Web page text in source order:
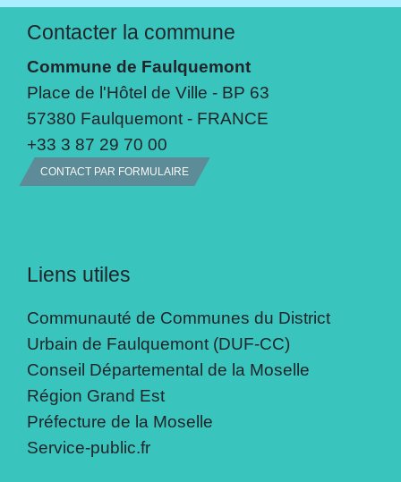
Contacter la commune
Commune de Faulquemont
Place de l'Hôtel de Ville - BP 63
57380 Faulquemont - FRANCE
+33 3 87 29 70 00
CONTACT PAR FORMULAIRE
Liens utiles
Communauté de Communes du District
Urbain de Faulquemont (DUF-CC)
Conseil Départemental de la Moselle
Région Grand Est
Préfecture de la Moselle
Service-public.fr